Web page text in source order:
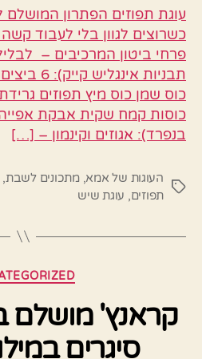
עוגת תפוזים הפתרון המושלם
כשרוצים לגוון בלי לעבוד
כוסות קמח שקית אבקת
בנפרד): אגוזים וקינמון – […]
תגיות
העוגות של אמא,מתכונים לשבת,
תפוזים, עוגת שיש
קראנץ' מושלם
סיגרים